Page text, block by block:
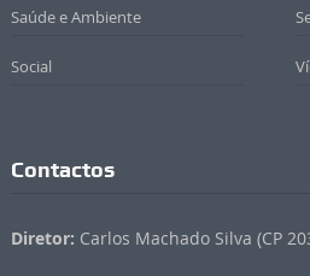
Saúde e Ambiente
Social
Contactos
Diretor: Carlos Machado Silva (CP